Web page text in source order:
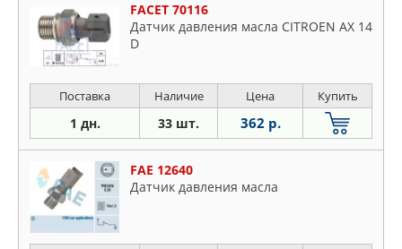
FACET 70116
Датчик давления масла CITROEN AX 14
D
Поставка Наличие Цена Купить
1 дн. 33 шт. 362 р.
FAE 12640
Датчик давления масла